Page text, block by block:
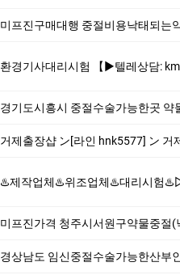
미프진구매대행 중절비용낙태되는
환경기사대리시험 【▶텔레상담: km268 】【▶텔레: +8210-2452-9789
경기도시흥시 중절수술가능한곳
거제출장샵 ン[라인 hnk5577] ン
♨️제작업체♨️위조업체♨️대리시험♨️▷〖▶텔레: muu4466〗♨️ #해외학위증
미프진가격 청주시서원구약물중절
경상남도 임신중절수술가능한산부인과 창